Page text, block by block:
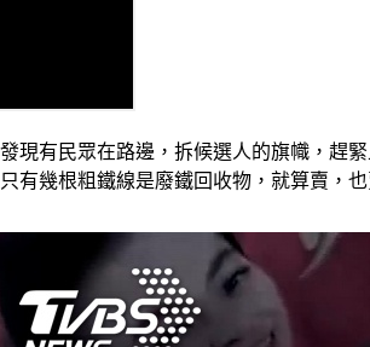
現有民眾在路邊，拆候選人的旗幟，趕
有幾根粗鐵線是廢鐵回收物，就算賣，也